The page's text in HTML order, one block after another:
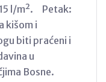
l/m². Petak:
kišom i
biti praćeni i
u
Bosne.